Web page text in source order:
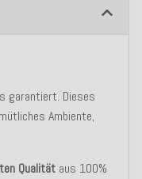
garantiert. Dieses
Ambiente,
Qualität aus 100%